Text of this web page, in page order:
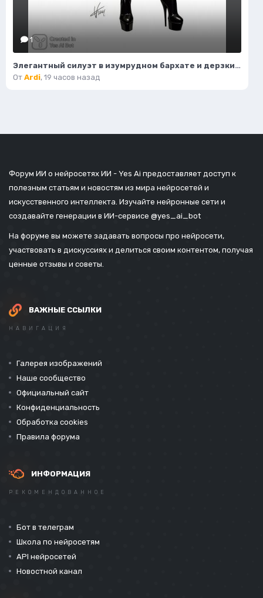
1
Элегантный силуэт в изумрудном бархате и дерзких ботфортах. Нейросеть Flux 1
От Ardi, 19 часов назад
Форум ИИ о нейросетях ИИ - Yes Ai предоставляет доступ к
полезным статьям и новостям из мира нейросетей и
искусственного интеллекта. Изучайте нейронные сети и
создавайте генерации в ИИ-сервисе @yes_ai_bot
На форуме вы можете задавать вопросы про нейросети,
участвовать в дискуссиях и делиться своим контентом, получая
ценные отзывы и советы.
ВАЖНЫЕ ССЫЛКИ
НАВИГАЦИЯ
Галерея изображений
Наше сообщество
Официальный сайт
Конфиденциальность
Обработка cookies
Правила форума
ИНФОРМАЦИЯ
РЕКОМЕНДОВАННОЕ
Бот в телеграм
Школа по нейросетям
API нейросетей
Новостной канал